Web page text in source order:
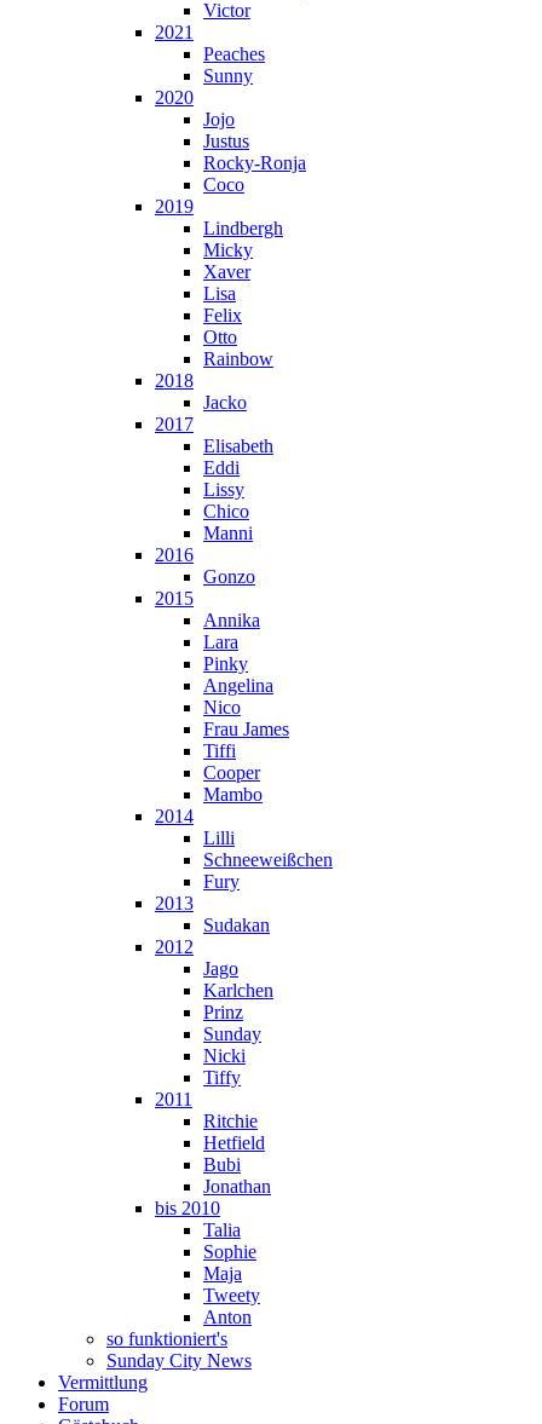
Victor
2021
Peaches
Sunny
2020
Jojo
Justus
Rocky-Ronja
Coco
2019
Lindbergh
Micky
Xaver
Lisa
Felix
Otto
Rainbow
2018
Jacko
2017
Elisabeth
Eddi
Lissy
Chico
Manni
2016
Gonzo
2015
Annika
Lara
Pinky
Angelina
Nico
Frau James
Tiffi
Cooper
Mambo
2014
Lilli
Schneeweißchen
Fury
2013
Sudakan
2012
Jago
Karlchen
Prinz
Sunday
Nicki
Tiffy
2011
Ritchie
Hetfield
Bubi
Jonathan
bis 2010
Talia
Sophie
Maja
Tweety
Anton
so funktioniert's
Sunday City News
Vermittlung
Forum